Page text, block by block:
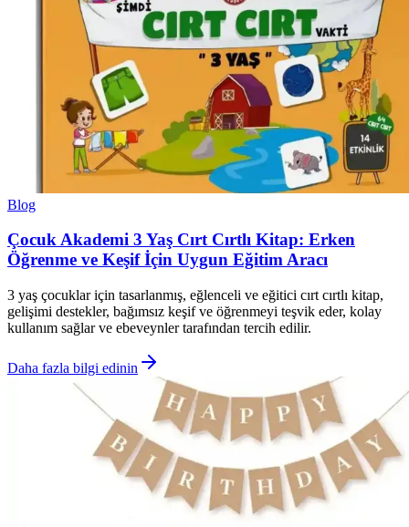
Blog
Çocuk Akademi 3 Yaş Cırt Cırtlı Kitap: Erken
Öğrenme ve Keşif İçin Uygun Eğitim Aracı
3 yaş çocuklar için tasarlanmış, eğlenceli ve eğitici cırt cırtlı kitap,
gelişimi destekler, bağımsız keşif ve öğrenmeyi teşvik eder, kolay
kullanım sağlar ve ebeveynler tarafından tercih edilir.
Daha fazla bilgi edinin